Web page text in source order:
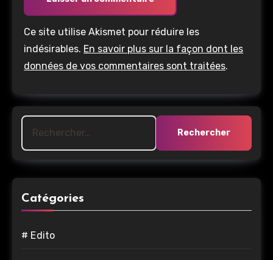
Ce site utilise Akismet pour réduire les
indésirables. En savoir plus sur la façon dont les
données de vos commentaires sont traitées.
Rechercher :
Catégories
# Edito